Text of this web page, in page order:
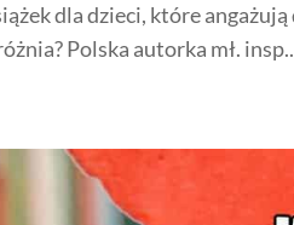
dla dzieci, które
Polska autorka mł.